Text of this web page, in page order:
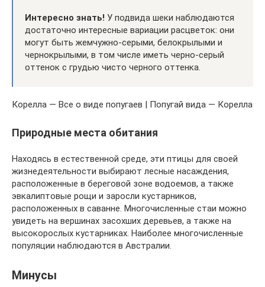
Интересно знать! У подвида шеки наблюдаются
достаточно интересные вариации расцветок: они
могут быть жемчужно-серыми, белокрылыми и
чернокрылыми, в том числе иметь черно-серый
оттенок с грудью чисто черного оттенка.
Корелла — Все о виде попугаев | Попугай вида — Корелла
Природные места обитания
Находясь в естественной среде, эти птицы для своей
жизнедеятельности выбирают лесные насаждения,
расположенные в береговой зоне водоемов, а также
эвкалиптовые рощи и заросли кустарников,
расположенных в саванне. Многочисленные стаи можно
увидеть на вершинах засохших деревьев, а также на
высокорослых кустарниках. Наиболее многочисленные
популяции наблюдаются в Австралии.
Минусы